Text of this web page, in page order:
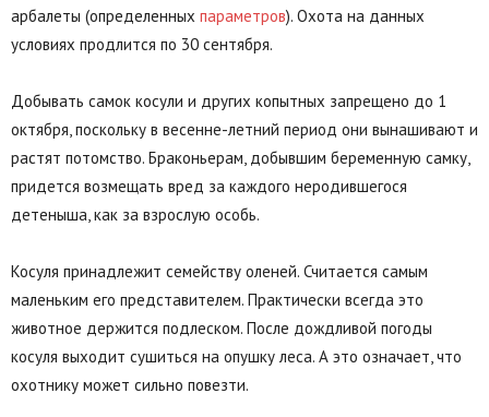
арбалеты (определенных параметров). Охота на данных
условиях продлится по 30 сентября.
Добывать самок косули и других копытных запрещено до 1
октября, поскольку в весенне-летний период они вынашивают и
растят потомство. Браконьерам, добывшим беременную самку,
придется возмещать вред за каждого неродившегося
детеныша, как за взрослую особь.
Косуля принадлежит семейству оленей. Считается самым
маленьким его представителем. Практически всегда это
животное держится подлеском. После дождливой погоды
косуля выходит сушиться на опушку леса. А это означает, что
охотнику может сильно повезти.